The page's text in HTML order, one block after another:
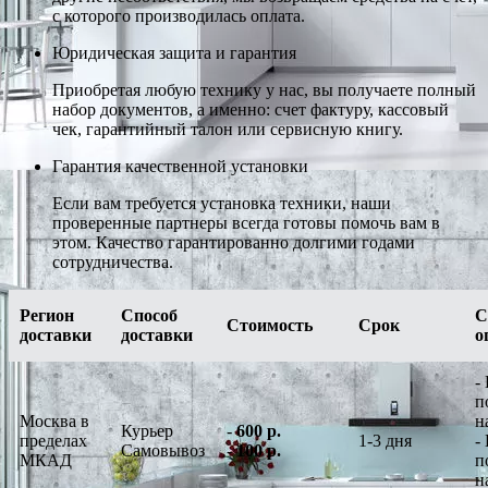
с которого производилась оплата.
Юридическая защита и гарантия
Приобретая любую технику у нас, вы получаете полный
набор документов, а именно: счет фактуру, кассовый
чек, гарантийный талон или сервисную книгу.
Гарантия качественной установки
Если вам требуется установка техники, наши
проверенные партнеры всегда готовы помочь вам в
этом. Качество гарантированно долгими годами
сотрудничества.
Регион
доставки
Способ
доставки
Стоимость Срок
Москва в
пределах
МКАД
Курьер
Самовывоз
-600 р.
-100 р.
1-3 дня
-
-